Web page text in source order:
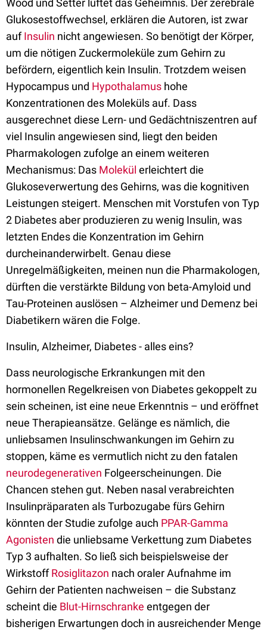
Wood und Setter lüftet das Geheimnis. Der zerebrale
Glukosestoffwechsel, erklären die Autoren, ist zwar
aufInsulin nicht angewiesen. So benötigt der Körper,
um die nötigen Zuckermoleküle zum Gehirn zu
befördern, eigentlich kein Insulin. Trotzdem weisen
Hypocampus und Hypothalamus hohe
Konzentrationen des Moleküls auf. Dass
ausgerechnet diese Lern- und Gedächtniszentren auf
viel Insulin angewiesen sind, liegt den beiden
Pharmakologen zufolge an einem weiteren
Mechanismus: Das Molekül erleichtert die
Glukoseverwertung des Gehirns, was die kognitiven
Leistungen steigert. Menschen mit Vorstufen von Typ
2 Diabetes aber produzieren zu wenig Insulin, was
letzten Endes die Konzentration im Gehirn
durcheinanderwirbelt. Genau diese
Unregelmäßigkeiten, meinen nun die Pharmakologen,
dürften die verstärkte Bildung von beta-Amyloid und
Tau-Proteinen auslösen – Alzheimer und Demenz bei
Diabetikern wären die Folge.
Insulin, Alzheimer, Diabetes - alles eins?
Dass neurologische Erkrankungen mit den
hormonellen Regelkreisen von Diabetes gekoppelt zu
sein scheinen, ist eine neue Erkenntnis – und eröffnet
neue Therapieansätze. Gelänge es nämlich, die
unliebsamen Insulinschwankungen im Gehirn zu
stoppen, käme es vermutlich nicht zu den fatalen
neurodegenerativen Folgeerscheinungen. Die
Chancen stehen gut. Neben nasal verabreichten
Insulinpräparaten als Turbozugabe fürs Gehirn
könnten der Studie zufolge auch PPAR-Gamma
Agonisten die unliebsame Verkettung zum Diabetes
Typ 3 aufhalten. So ließ sich beispielsweise der
WirkstoffRosiglitazon nach oraler Aufnahme im
Gehirn der Patienten nachweisen – die Substanz
scheint die Blut-Hirnschranke entgegen der
bisherigen Erwartungen doch in ausreichender Menge